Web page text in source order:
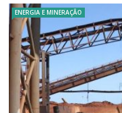
ENERGIA E MINERAÇÃO